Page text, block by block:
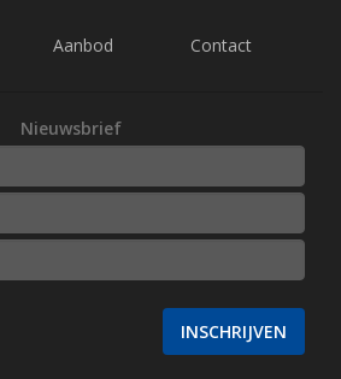
Aanbod Contact
Nieuwsbrief
INSCHRIJVEN